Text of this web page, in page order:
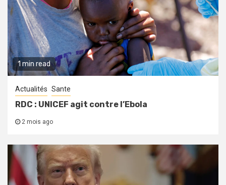
1 min read
Actualités Sante
RDC : UNICEF agit contre l’Ebola
2 mois ago